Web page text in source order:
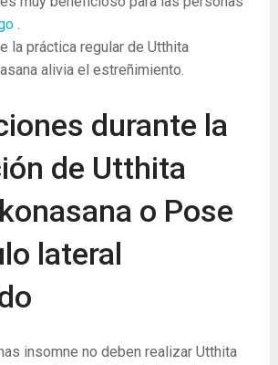
.
la práctica regular de Utthita
alivia el estreñimiento.
durante la
de Utthita
o Pose
lateral
insomne ​​no deben realizar Utthita